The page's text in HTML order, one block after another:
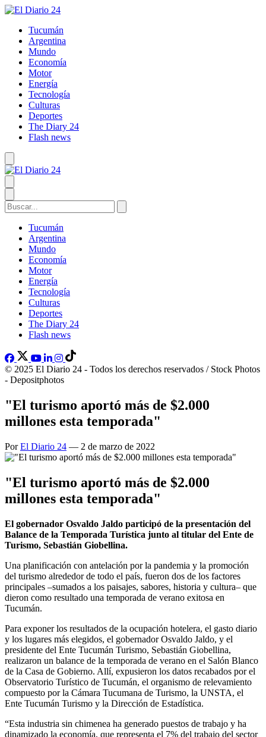
Tucumán
Argentina
Mundo
Economía
Motor
Energía
Tecnología
Culturas
Deportes
The Diary 24
Flash news
Tucumán
Argentina
Mundo
Economía
Motor
Energía
Tecnología
Culturas
Deportes
The Diary 24
Flash news
© 2025 El Diario 24 - Todos los derechos reservados / Stock Photos
- Depositphotos
"El turismo aportó más de $2.000
millones esta temporada"
PorEl Diario 24 — 2 de marzo de 2022
"El turismo aportó más de $2.000
millones esta temporada"
El gobernador Osvaldo Jaldo participó de la presentación del
Balance de la Temporada Turística junto al titular del Ente de
Turismo, Sebastián Giobellina.
Una planificación con antelación por la pandemia y la promoción
del turismo alrededor de todo el país, fueron dos de los factores
principales –sumados a los paisajes, sabores, historia y cultura– que
dieron como resultado una temporada de verano exitosa en
Tucumán.
Para exponer los resultados de la ocupación hotelera, el gasto diario
y los lugares más elegidos, el gobernador Osvaldo Jaldo, y el
presidente del Ente Tucumán Turismo, Sebastián Giobellina,
realizaron un balance de la temporada de verano en el Salón Blanco
de la Casa de Gobierno. Allí, expusieron los datos recabados por el
Observatorio Turístico de Tucumán, el organismo de relevamiento
compuesto por la Cámara Tucumana de Turismo, la UNSTA, el
Ente Tucumán Turismo y la Dirección de Estadística.
“Esta industria sin chimenea ha generado puestos de trabajo y ha
dinamizado la economía, que representa el 7% del trabajo del sector